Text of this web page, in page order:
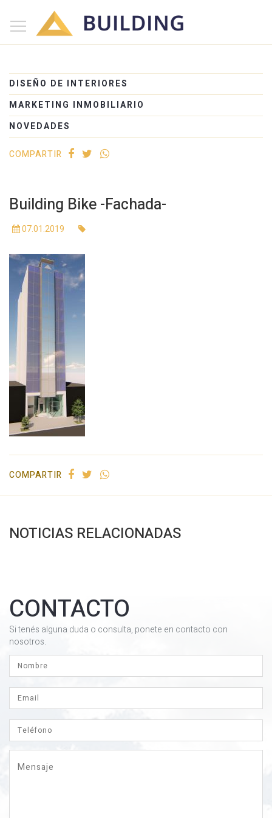
Inicio
Proyectos
DISEÑO DE INTERIORES
MARKETING INMOBILIARIO
NOVEDADES
COMPARTIR
Building Bike -Fachada-
07.01.2019
COMPARTIR
NOTICIAS RELACIONADAS
CONTACTO
Si tenés alguna duda o consulta, ponete en contacto con
nosotros.